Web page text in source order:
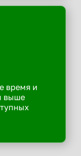
время и
выше